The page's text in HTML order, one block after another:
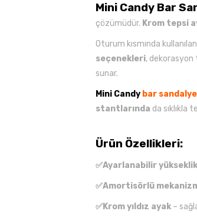
Mini Candy Bar
çözümüdür. Krom tepsi
Oturum kısmında kullanılan
seçenekleri, dekorasyon
sunar.
Mini Candy bar
stantlarında da sıklıkla
Ürün Özellikleri:
✅Ayarlanabilir yükseklik
✅Amortisörlü
✅Krom yıldız ayak –